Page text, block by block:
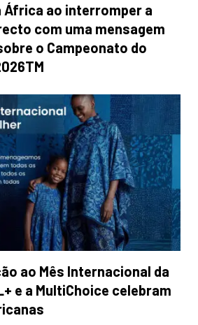
África ao interromper a
com uma mensagem
o Campeonato do
ao Mês Internacional da
e a MultiChoice celebram